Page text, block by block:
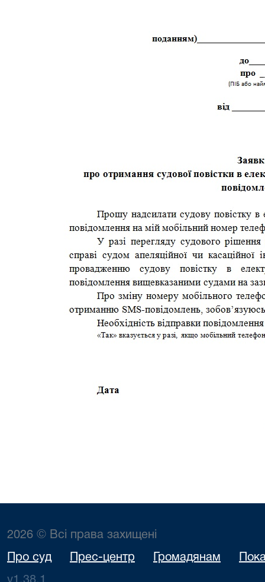
2026 © Всі права захищені
Про суд Прес-центр Громадянам